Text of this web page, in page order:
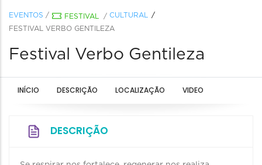
EVENTOS / FESTIVAL / CULTURAL
FESTIVAL VERBO GENTILEZA
Festival Verbo Gentileza
INÍCIO DESCRIÇÃO LOCALIZAÇÃO VIDEO
DESCRIÇÃO